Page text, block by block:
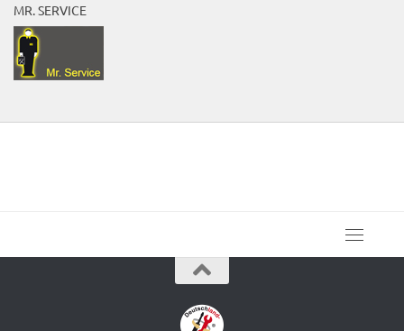
MR. SERVICE